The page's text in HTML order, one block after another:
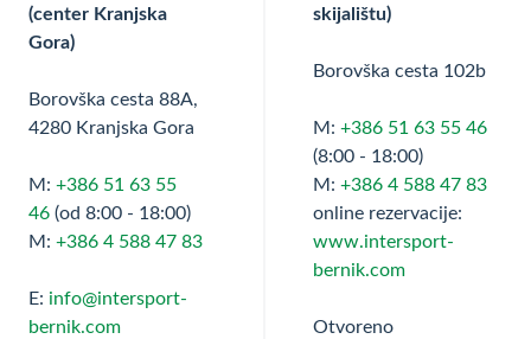
(center Kranjska
Gora)
Borovška cesta 88A,
4280 Kranjska Gora
M: +386 51 63 55
46(od 8:00 - 18:00)
M: +386 4 588 47 83
E: info@intersport-
bernik.com
skijalištu)
Borovška cesta 102b
M: +386 51 63 55 46
(8:00 - 18:00)
M: +386 4 588 47 83
online rezervacije:
www.intersport-
bernik.com
Otvoreno